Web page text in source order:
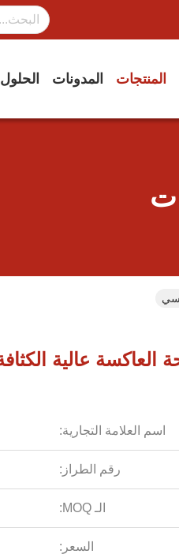
المنتجات المدونات الحلول
اسم العلامة التجارية:
رقم الطراز:
الـ MOQ:
السعر: